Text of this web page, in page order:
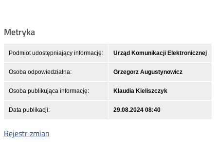
Metryka
Podmiot udostępniający informację: Urząd Komunikacji Elektronicznej
Osoba odpowiedzialna: Grzegorz Augustynowicz
Osoba publikująca informację: Klaudia Kieliszczyk
Data publikacji: 29.08.2024 08:40
Rejestr zmian